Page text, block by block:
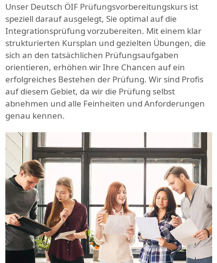
Unser Deutsch ÖIF Prüfungsvorbereitungskurs ist
speziell darauf ausgelegt, Sie optimal auf die
Integrationsprüfung vorzubereiten. Mit einem klar
strukturierten Kursplan und gezielten Übungen, die
sich an den tatsächlichen Prüfungsaufgaben
orientieren, erhöhen wir Ihre Chancen auf ein
erfolgreiches Bestehen der Prüfung. Wir sind Profis
auf diesem Gebiet, da wir die Prüfung selbst
abnehmen und alle Feinheiten und Anforderungen
genau kennen.